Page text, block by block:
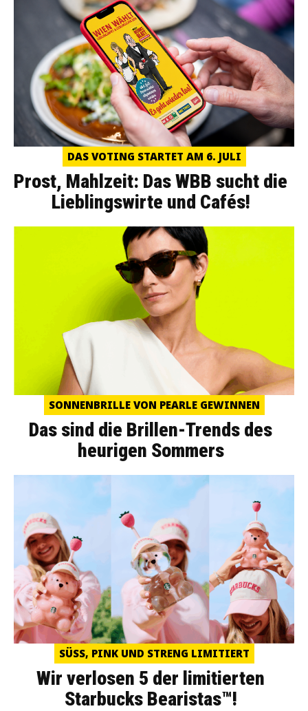
DAS VOTING STARTET AM 6. JULI
Prost, Mahlzeit: Das WBB sucht die
Lieblingswirte und Cafés!
SONNENBRILLE VON PEARLE GEWINNEN
Das sind die Brillen-Trends des
heurigen Sommers
SÜSS, PINK UND STRENG LIMITIERT
Wir verlosen 5 der limitierten
Starbucks Bearistas™!